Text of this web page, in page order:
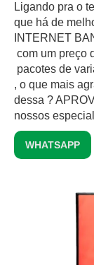
Ligando pra o
que há de
INTERNET
com um preço
pacotes de
, o que mais
dessa ?
nossos
WHATSAPP